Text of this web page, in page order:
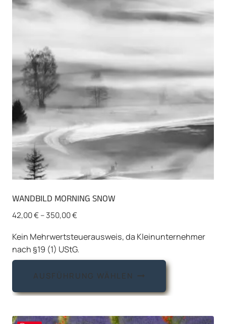
Die
Optionen
der
gewählt
WANDBILD MORNING SNOW
42,00€–350,00€
Kein Mehrwertsteuerausweis, da Kleinunternehmer
nach §19 (1) UStG.
AUSFÜHRUNG WÄHLEN
Dieses
weist